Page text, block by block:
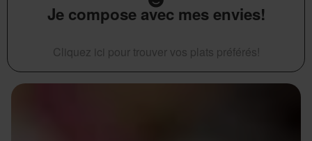
Je compose avec mes envies!
Cliquez ici pour trouver vos plats préférés!